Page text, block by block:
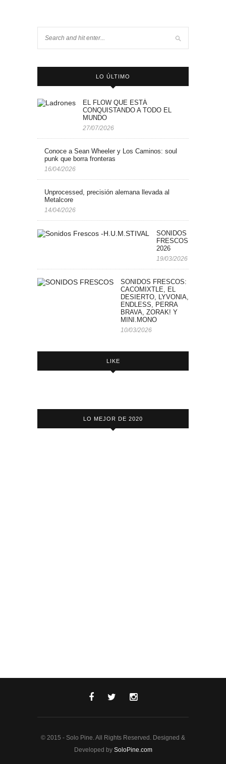
LO ÚLTIMO
EL FLOW QUE ESTÁ
CONQUISTANDO A TODO EL
MUNDO
27/07/2026
Conoce a Sean Wheeler y Los Caminos: soul
punk que borra fronteras
16/04/2026
Unprocessed, precisión alemana llevada al
Metalcore
14/04/2026
SONIDOS
FRESCOS:
2026
19/03/2026
SONIDOS FRESCOS:
CACOMIXTLE, EL
DESIERTO, LYVONIA,
ENDLESS, PERRA
BRAVA, ZORAK! Y
MINI.MONO
10/03/2026
LIKE
LO MEJOR DE 2020
© 2015 - Solo Pine. All Rights Reserved. Designed &
Developed by SoloPine.com